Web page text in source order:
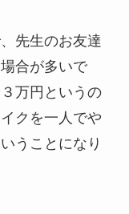
先生のお友達
合が多いで
万円というの
クを一人でや
うことになり